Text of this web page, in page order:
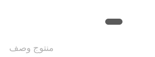
منتوج وصف